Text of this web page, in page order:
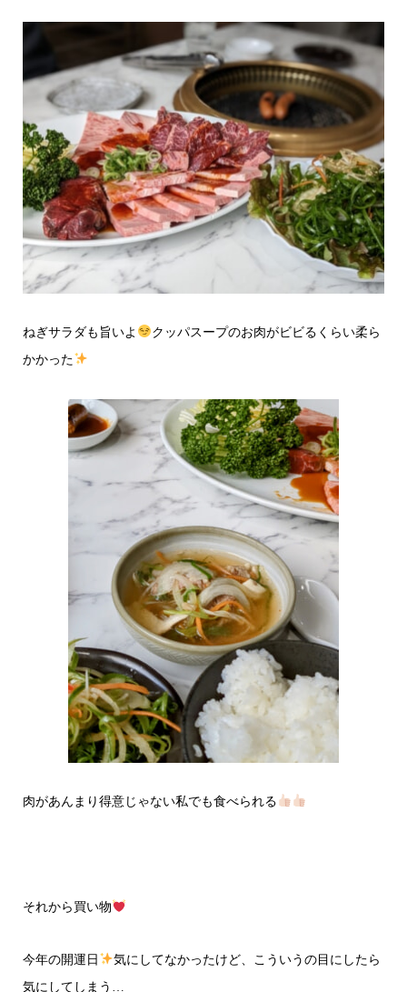
ねぎサラダも旨いよ
クッパスープのお肉がビビるくらい柔ら
かかった
肉があんまり得意じゃない私でも食べられる
それから買い物
今年の開運日
気にしてなかったけど、こういうの目にしたら
気にしてしまう…